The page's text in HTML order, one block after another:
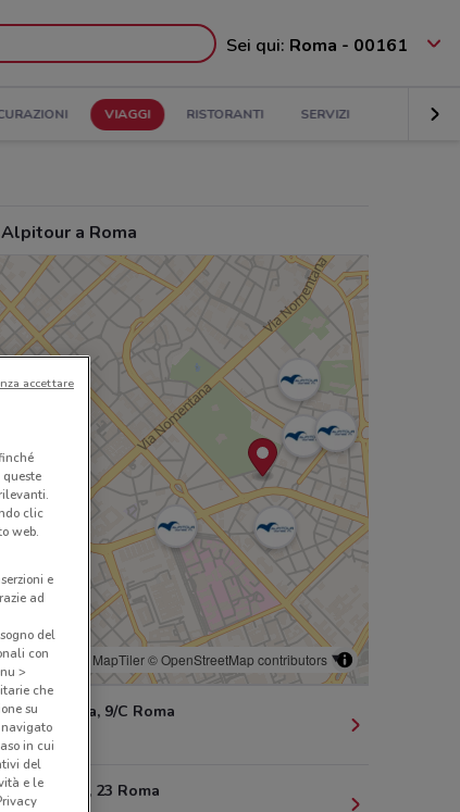
Sei qui: Roma - 00161
VIAGGI RISTORANTI SERVIZI
a Roma
© MapTiler© OpenStreetMap contributors
Via Ravenna, 9/C Roma
285 m
Via Imperia, 23 Roma
clic
web.
e
ad
del
con
>
che
su
in cui
del
e le
accettare